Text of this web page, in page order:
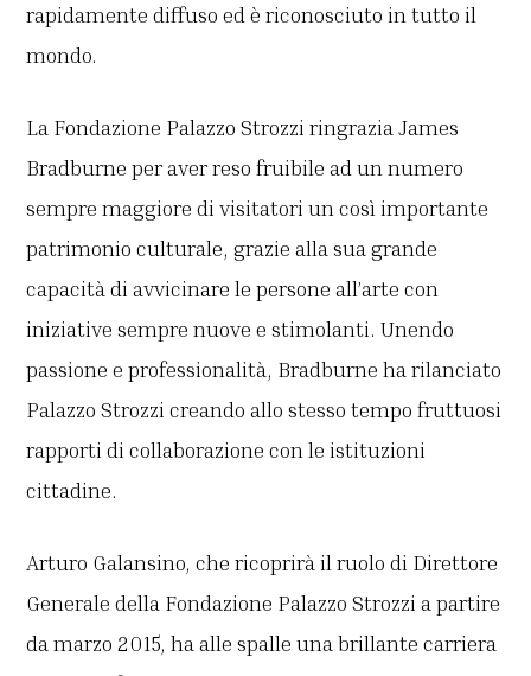
rapidamente diffuso ed è riconosciuto in tutto il
mondo.
La Fondazione Palazzo Strozzi ringrazia James
Bradburne per aver reso fruibile ad un numero
sempre maggiore di visitatori un così importante
patrimonio culturale, grazie alla sua grande
capacità di avvicinare le persone all’arte con
iniziative sempre nuove e stimolanti. Unendo
passione e professionalità, Bradburne ha rilanciato
Palazzo Strozzi creando allo stesso tempo fruttuosi
rapporti di collaborazione con le istituzioni
cittadine.
Arturo Galansino, che ricoprirà il ruolo di Direttore
Generale della Fondazione Palazzo Strozzi a partire
da marzo 2015, ha alle spalle una brillante carriera